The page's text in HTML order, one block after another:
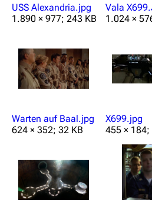
Völker
Objekte
Zeitleiste
Kommerzielles
Hilfe
Autorenportal
USS Alexandria.jpg
1.890 × 977; 243 KB
Vala
1.024 ×
Warten auf Baal.jpg
624 × 352; 32 KB
X699.jpg
455 × 184;